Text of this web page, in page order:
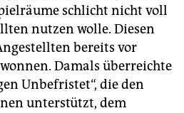
schlicht nicht voll
nutzen wolle. Diesen
bereits vor
Damals überreichte
Unbefristet“, die den
unterstützt, dem